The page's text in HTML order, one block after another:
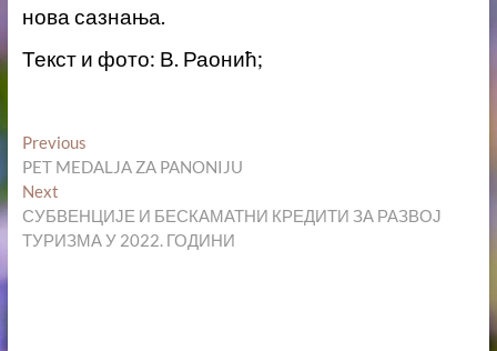
нова сазнања.
Текст и фото: В. Раонић;
Кретање
чланка
PreviousPrevious
post:
PET MEDALJA ZA PANONIJU
NextNext
post:
СУБВЕНЦИЈЕ И БЕСКАМАТНИ КРЕДИТИ ЗА РАЗВОЈ
ТУРИЗМА У 2022. ГОДИНИ